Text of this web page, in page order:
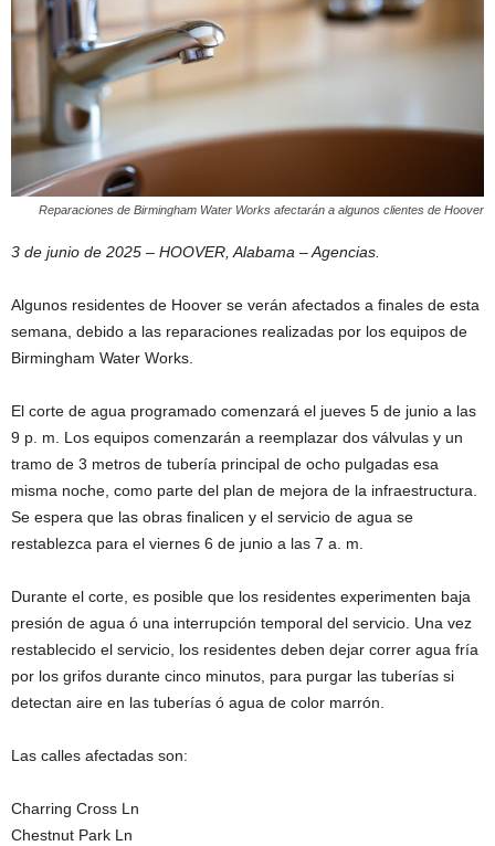
Reparaciones de Birmingham Water Works afectarán a algunos clientes de Hoover
3 de junio de 2025 – HOOVER, Alabama – Agencias.
Algunos residentes de Hoover se verán afectados a finales de esta
semana, debido a las reparaciones realizadas por los equipos de
Birmingham Water Works.
El corte de agua programado comenzará el jueves 5 de junio a las
9 p. m. Los equipos comenzarán a reemplazar dos válvulas y un
tramo de 3 metros de tubería principal de ocho pulgadas esa
misma noche, como parte del plan de mejora de la infraestructura.
Se espera que las obras finalicen y el servicio de agua se
restablezca para el viernes 6 de junio a las 7 a. m.
Durante el corte, es posible que los residentes experimenten baja
presión de agua ó una interrupción temporal del servicio. Una vez
restablecido el servicio, los residentes deben dejar correr agua fría
por los grifos durante cinco minutos, para purgar las tuberías si
detectan aire en las tuberías ó agua de color marrón.
Las calles afectadas son:
Charring Cross Ln
Chestnut Park Ln